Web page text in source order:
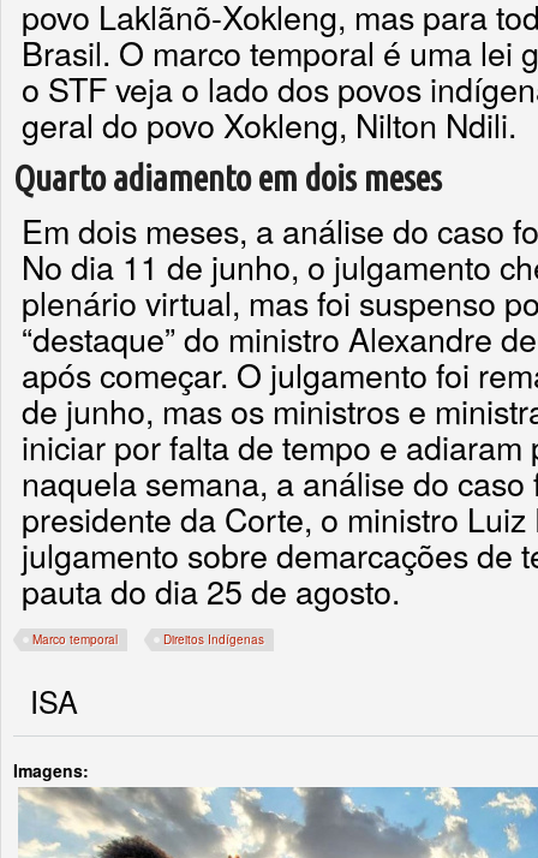
povo Laklãnõ-Xokleng, mas para
Brasil. O marco temporal é uma lei
o STF veja o lado dos povos
geral do povo Xokleng, Nilton Ndili.
Quarto adiamento em dois meses
Em dois meses, a análise do caso
No dia 11 de junho, o julgamento
plenário virtual, mas foi suspenso
“destaque” do ministro Alexandre
após começar. O julgamento foi
de junho, mas os ministros e
iniciar por falta de tempo e
naquela semana, a análise do
presidente da Corte, o ministro
julgamento sobre demarcações de
pauta do dia 25 de agosto.
Marco temporal Direitos Indígenas
ISA
Imagens: